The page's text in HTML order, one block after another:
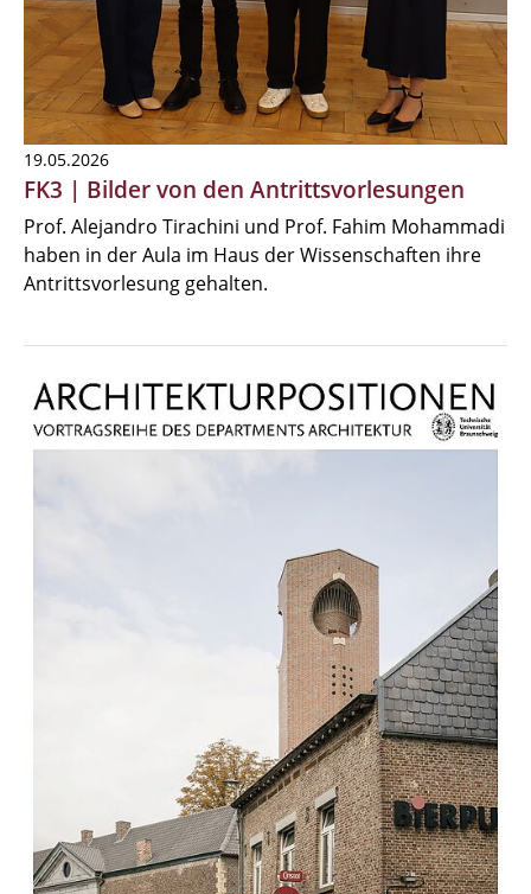
19.05.2026
FK3 | Bilder von den Antrittsvorlesungen
Prof. Alejandro Tirachini und Prof. Fahim Mohammadi
haben in der Aula im Haus der Wissenschaften ihre
Antrittsvorlesung gehalten.